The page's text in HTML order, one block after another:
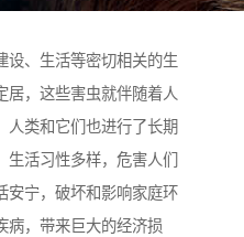
设、生活等密切相关的生
居，这些害虫就伴随着人
人类和它们也进行了长期
活习性多样，危害人们
安宁，破坏和影响家庭环
病，带来巨大的经济损